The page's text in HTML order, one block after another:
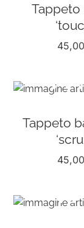
45,00
Tappeto
45,00